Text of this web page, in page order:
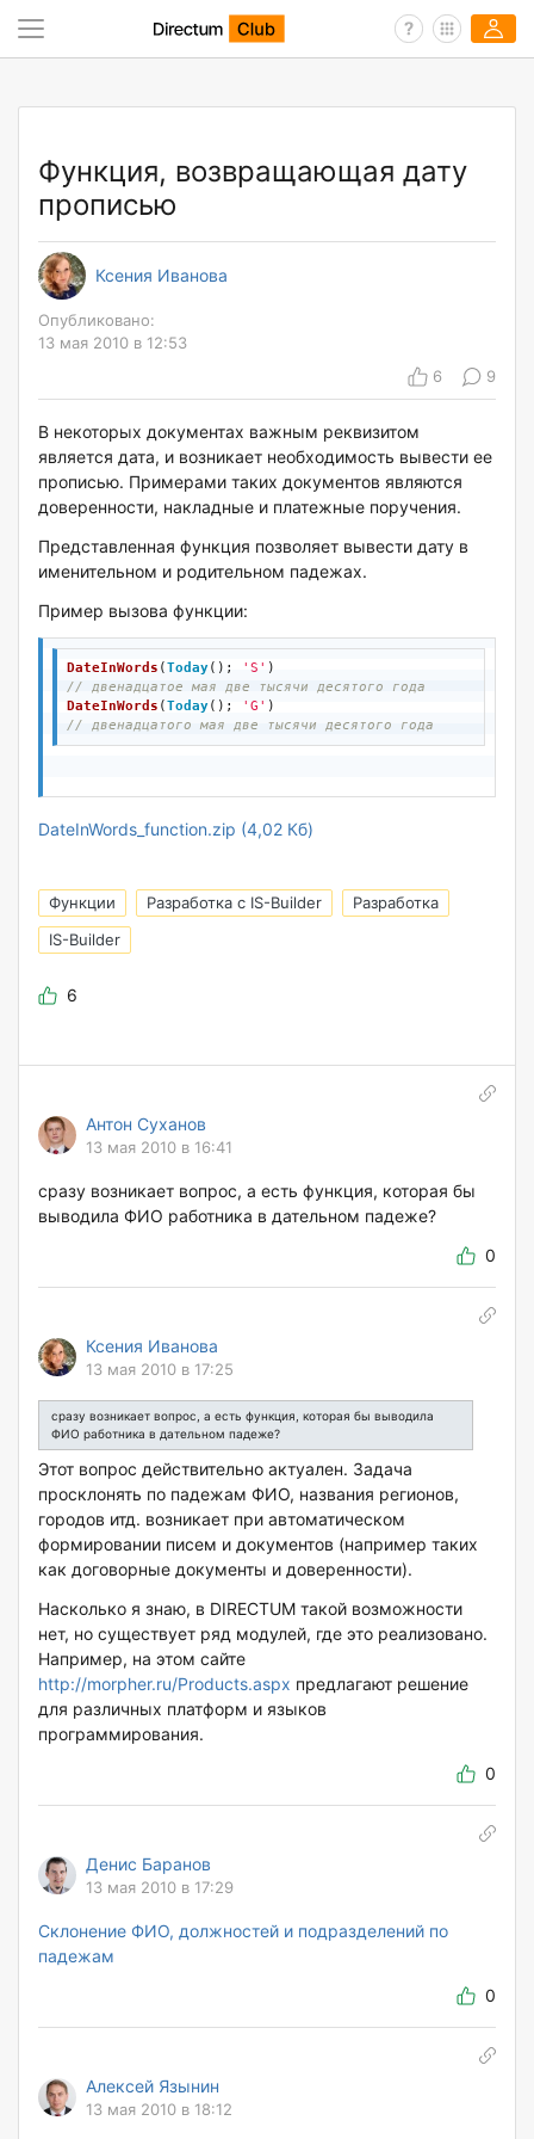
Функция, возвращающая дату
прописью
Ксения Иванова
Опубликовано:
13 мая 2010 в 12:53
6
9
В некоторых документах важным реквизитом
является дата, и возникает необходимость вывести ее
прописью. Примерами таких документов являются
доверенности, накладные и платежные поручения.
Представленная функция позволяет вывести дату в
именительном и родительном падежах.
Пример вызова функции:
DateInWords (Today(); 'S' )
// двенадцатое мая две тысячи десятого года
DateInWords (Today(); 'G' )
// двенадцатого мая две тысячи десятого года
DateInWords_function.zip (4,02 Кб)
Функции Разработка с IS-Builder
Разработка
IS-Builder
6
Антон Суханов
13 мая 2010 в 16:41
сразу возникает вопрос, а есть функция, которая бы
выводила ФИО работника в дательном падеже?
0
Ксения Иванова
13 мая 2010 в 17:25
сразу возникает вопрос, а есть функция, которая бы выводила
ФИО работника в дательном падеже?
Этот вопрос действительно актуален. Задача
просклонять по падежам ФИО, названия регионов,
городов итд. возникает при автоматическом
формировании писем и документов (например таких
как договорные документы и доверенности).
Насколько я знаю, в DIRECTUM такой возможности
нет, но существует ряд модулей, где это реализовано.
Например, на этом сайте
http://morpher.ru/Products.aspx предлагают решение
для различных платформ и языков
программирования.
0
Денис Баранов
13 мая 2010 в 17:29
Склонение ФИО, должностей и подразделений по
падежам
0
Алексей Язынин
13 мая 2010 в 18:12